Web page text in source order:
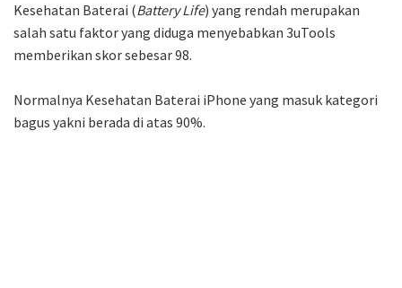
Kesehatan Baterai (Battery Life) yang rendah merupakan
salah satu faktor yang diduga menyebabkan 3uTools
memberikan skor sebesar 98.
Normalnya Kesehatan Baterai iPhone yang masuk kategori
bagus yakni berada di atas 90%.